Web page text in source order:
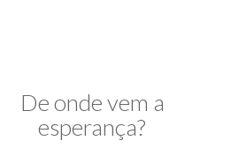
De onde vem a
esperança?